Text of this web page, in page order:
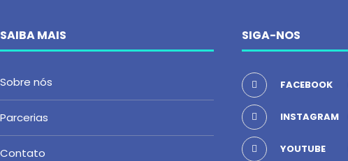
SAIBA MAIS
Sobre nós
Parcerias
Contato
SIGA-NOS
FACEBOOK
INSTAGRAM
YOUTUBE